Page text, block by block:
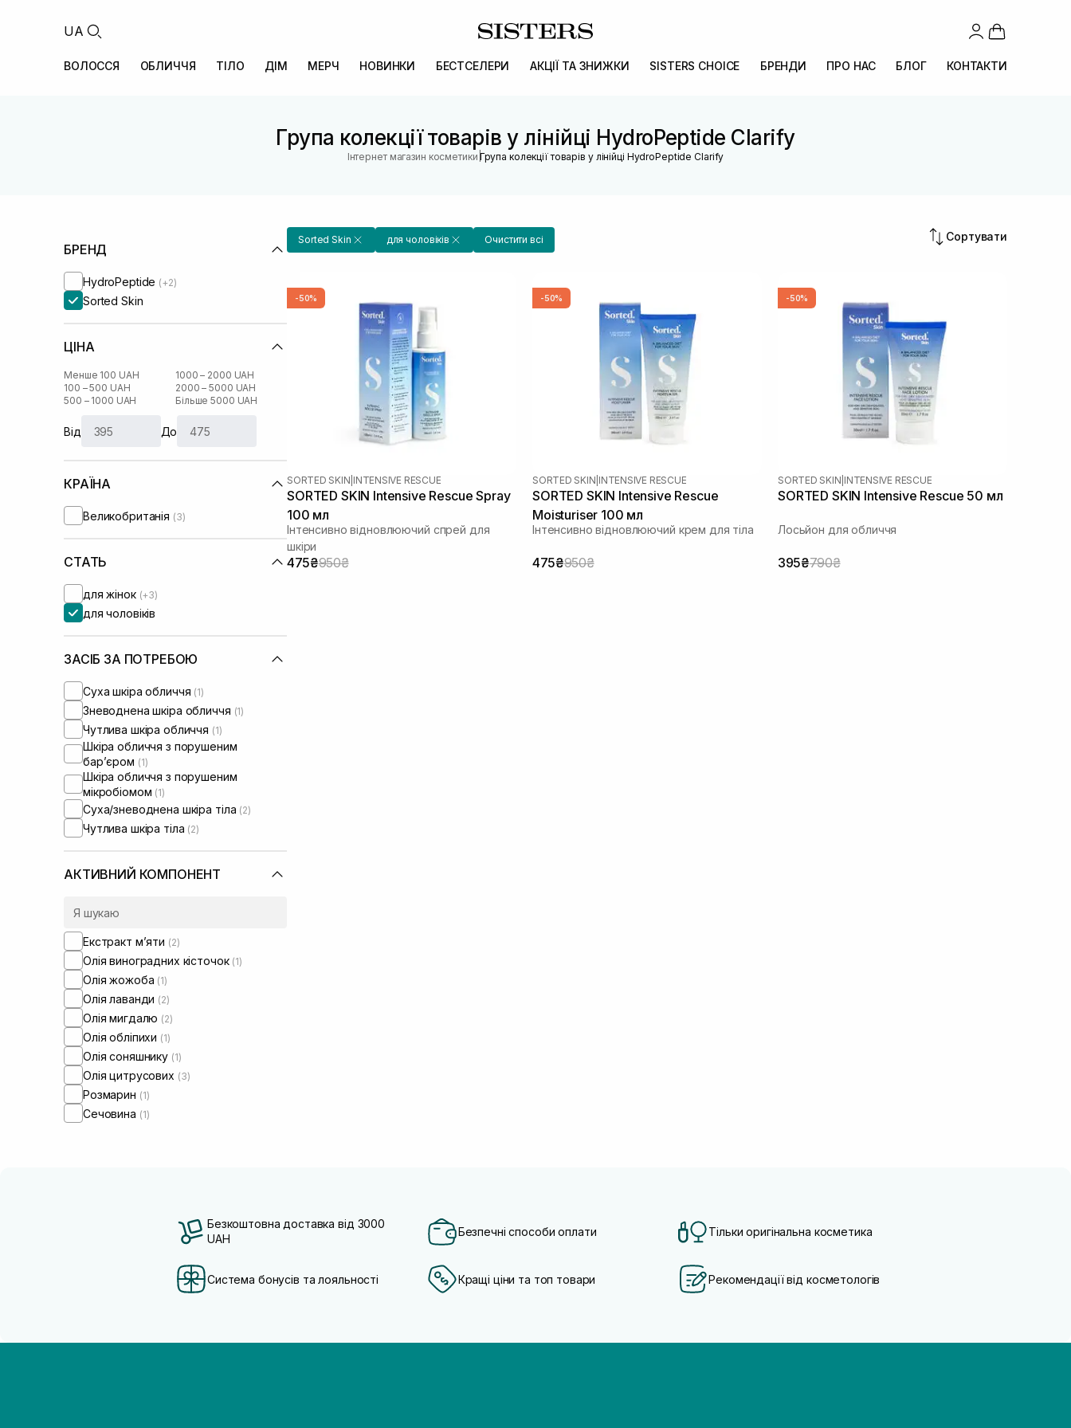
UA
ВОЛОССЯ ОБЛИЧЧЯ ТІЛО ДІМ МЕРЧ НОВИНКИ БЕСТСЕЛЕРИ АКЦІЇ ТА ЗНИЖКИ SISTERS CHOICE БРЕНДИ ПРО НАС БЛОГ КОНТАКТИ
Група колекції товарів у лінійці HydroPeptide Clarify
Інтернет магазин косметики |Група колекції товарів у лінійці HydroPeptide Clarify
БРЕНД
HydroPeptide (+2)
Sorted Skin
ЦІНА
Менше 100 UAH
100 – 500 UAH
500 – 1000 UAH
1000 – 2000 UAH
2000 – 5000 UAH
Більше 5000 UAH
Від До
КРАЇНА
Великобританія (3)
СТАТЬ
для жінок (+3)
для чоловіків
ЗАСІБ ЗА ПОТРЕБОЮ
Суха шкіра обличчя (1)
Зневоднена шкіра обличчя (1)
Чутлива шкіра обличчя (1)
Шкіра обличчя з порушеним
барʼєром (1)
Шкіра обличчя з порушеним
мікробіомом (1)
Суха/зневоднена шкіра тіла (2)
Чутлива шкіра тіла (2)
АКТИВНИЙ КОМПОНЕНТ
Екстракт м’яти (2)
Олія виноградних кісточок (1)
Олія жожоба (1)
Олія лаванди (2)
Олія мигдалю (2)
Олія обліпихи (1)
Олія соняшнику (1)
Олія цитрусових (3)
Розмарин (1)
Сечовина (1)
Sorted Skin для чоловіків Очистити всі Сортувати
-50%
SORTED SKIN INTENSIVE RESCUE
SORTED SKIN Intensive Rescue Spray
100 мл
Інтенсивно відновлюючий спрей для
шкіри
475₴950₴
-50%
SORTED SKIN INTENSIVE RESCUE
SORTED SKIN Intensive Rescue
Moisturiser 100 мл
Інтенсивно відновлюючий крем для тіла
475₴950₴
-50%
SORTED SKIN INTENSIVE RESCUE
SORTED SKIN Intensive Rescue 50 мл
Лосьйон для обличчя
395₴790₴
Безкоштовна доставка від 3000
UAH
Безпечні способи оплати Тільки оригінальна косметика
Система бонусів та лояльності Кращі ціни та топ товари Рекомендації від косметологів